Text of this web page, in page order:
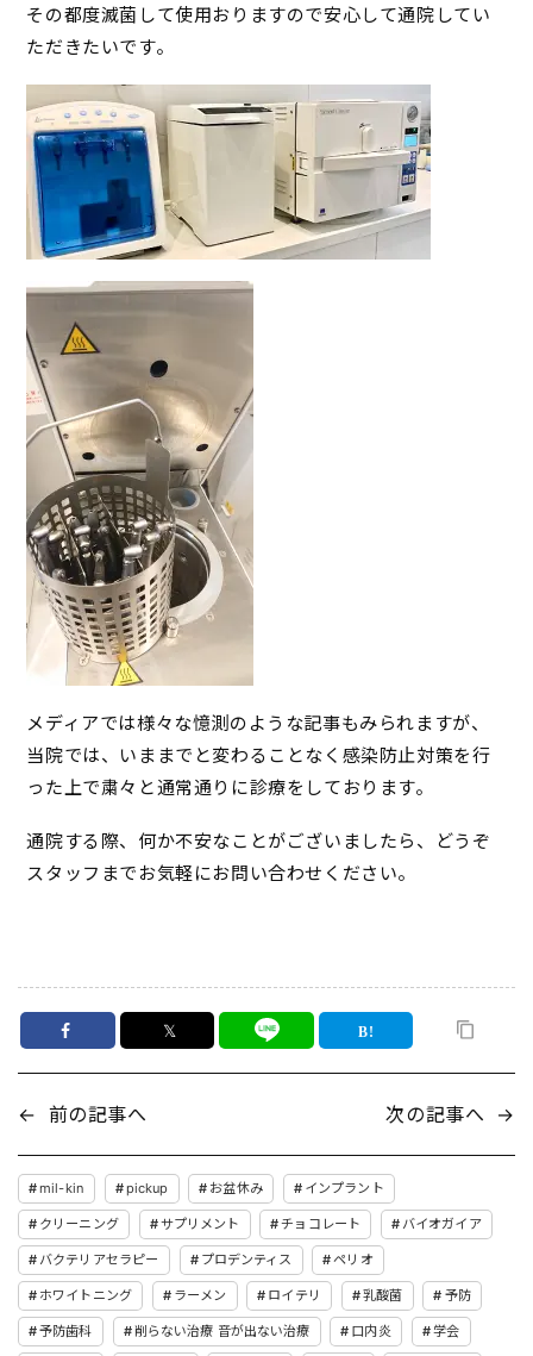
その都度滅菌して使用おりますので安心して通院してい
ただきたいです。
メディアでは様々な憶測のような記事もみられますが、
当院では、いままでと変わることなく感染防止対策を行
った上で粛々と通常通りに診療をしております。
通院する際、何か不安なことがございましたら、どうぞ
スタッフまでお気軽にお問い合わせください。
𝕏
← 前の記事へ 次の記事へ →
mil-kin pickup お盆休み インプラント
クリーニング サプリメント チョコレート バイオガイア
バクテリアセラピー プロデンティス ペリオ
ホワイトニング ラーメン ロイテリ 乳酸菌 予防
予防歯科 削らない治療 音が出ない治療 口内炎 学会